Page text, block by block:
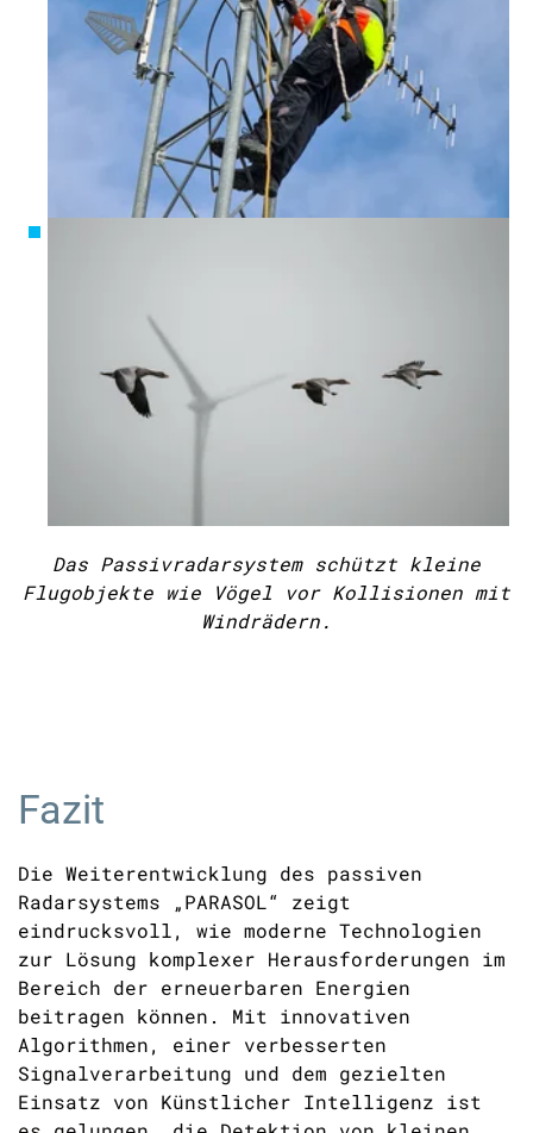
Das Passivradarsystem schützt kleine
Flugobjekte wie Vögel vor Kollisionen mit
Windrädern.
Fazit
Die Weiterentwicklung des passiven
Radarsystems „PARASOL“ zeigt
eindrucksvoll, wie moderne Technologien
zur Lösung komplexer Herausforderungen im
Bereich der erneuerbaren Energien
beitragen können. Mit innovativen
Algorithmen, einer verbesserten
Signalverarbeitung und dem gezielten
Einsatz von Künstlicher Intelligenz ist